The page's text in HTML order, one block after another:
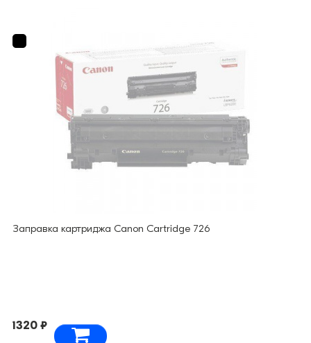
Заправка картриджа Canon Cartridge 726
1320 ₽